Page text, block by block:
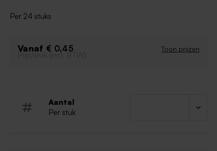
afwerking van traktaties voor school of de sportclub.
Per 24 stuks
Vanaf € 0,45 Toon prijzen
Prijs/stuk (incl. BTW)
Aantal
Per stuk